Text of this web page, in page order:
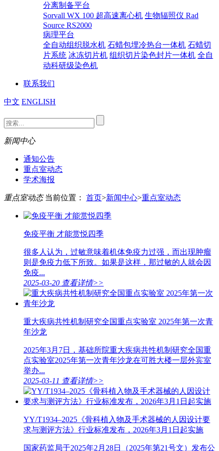
分离制备平台
Sorvall WX 100 超高速离心机 生物辐照仪 Rad
Source RS2000
病理平台
全自动组织脱水机 石蜡包埋冷热台一体机 石蜡切
片系统 冰冻切片机 组织切片染色封片一体机 全自
动科研级染色机
联系我们
中文 ENGLISH
新闻中心
通知公告
重点室动态
学术海报
重点室动态 当前位置： 首页>新闻中心>重点室动态
免疫平衡 才能赏悦四季
很多人认为，过敏意味着机体免疫力过强，而出现肿瘤
则是免疫力低下所致。如果是这样，那过敏的人就会因
免疫...
2025-03-20 查看详情>>
重大疾病共性机制研究全国重点实验室 2025年第一次青
年沙龙
2025年3月7日，基础所院重大疾病共性机制研究全国重
点实验室2025年第一次青年沙龙在可胜大楼一层外宾室
举办...
2025-03-11 查看详情>>
YY/T1934–2025《骨科植入物及手术器械的人因设计要
求与测评方法》行业标准发布，2026年3月1日起实施
国家药监局于2025年2月28日（2025年第21号文）发布公